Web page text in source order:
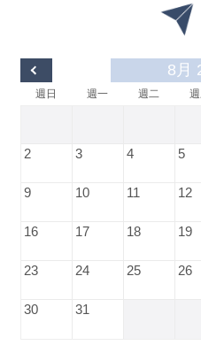
8月
週日 週一 週二
2 3 4 5
9 10 11 12
16 17 18 19
23 24 25 26
30 31